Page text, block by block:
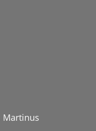
Martinus